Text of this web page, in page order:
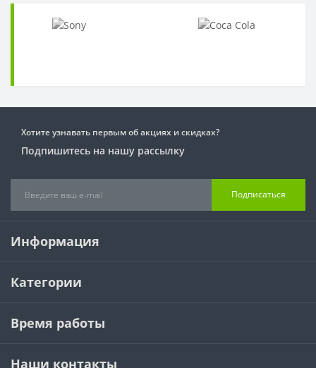
Хотите узнавать первым об акциях и скидках?
Подпишитесь на нашу рассылку
Подписаться
Информация
Категории
Время работы
Наши контакты